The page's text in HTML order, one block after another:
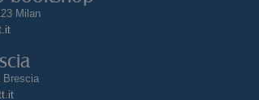
Milan
Brescia